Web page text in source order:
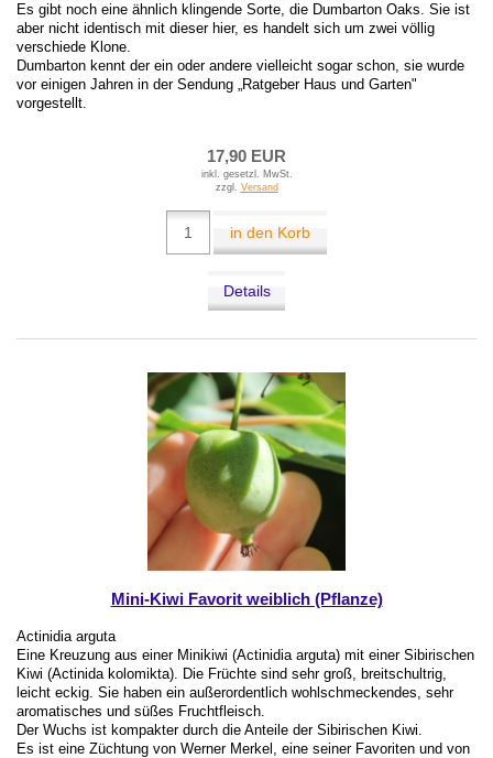
Es gibt noch eine ähnlich klingende Sorte, die Dumbarton Oaks. Sie ist
aber nicht identisch mit dieser hier, es handelt sich um zwei völlig
verschiede Klone.
Dumbarton kennt der ein oder andere vielleicht sogar schon, sie wurde
vor einigen Jahren in der Sendung „Ratgeber Haus und Garten"
vorgestellt.
17,90 EUR
inkl. gesetzl. MwSt.
zzgl. Versand
in den Korb
Details
Mini-Kiwi Favorit weiblich (Pflanze)
Actinidia arguta
Eine Kreuzung aus einer Minikiwi (Actinidia arguta) mit einer Sibirischen
Kiwi (Actinida kolomikta). Die Früchte sind sehr groß, breitschultrig,
leicht eckig. Sie haben ein außerordentlich wohlschmeckendes, sehr
aromatisches und süßes Fruchtfleisch.
Der Wuchs ist kompakter durch die Anteile der Sibirischen Kiwi.
Es ist eine Züchtung von Werner Merkel, eine seiner Favoriten und von